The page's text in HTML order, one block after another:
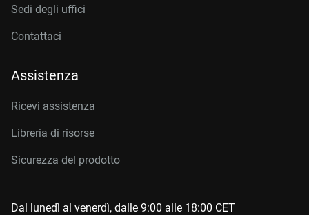
Sedi degli uffici
Contattaci
Assistenza
Ricevi assistenza
Libreria di risorse
Sicurezza del prodotto
Dal lunedì al venerdì, dalle 9:00 alle 18:00 CET